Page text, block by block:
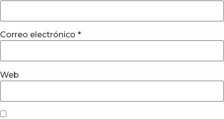
Correo electrónico *
Web